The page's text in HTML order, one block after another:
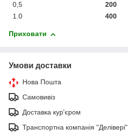
0,5
200
1.0
400
Приховати
Умови доставки
Нова Пошта
Самовивіз
Доставка кур'єром
Транспортна компанія "Делівері"